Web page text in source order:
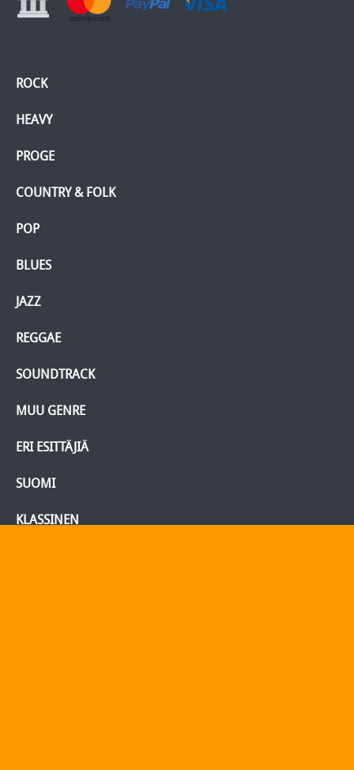
ROCK
HEAVY
PROGE
COUNTRY & FOLK
POP
BLUES
JAZZ
REGGAE
SOUNDTRACK
MUU GENRE
ERI ESITTÄJIÄ
SUOMI
KLASSINEN